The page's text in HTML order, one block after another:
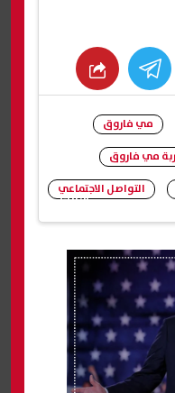
شارك
مي فاروق
مي فاروق
التواصل الاجتماعي